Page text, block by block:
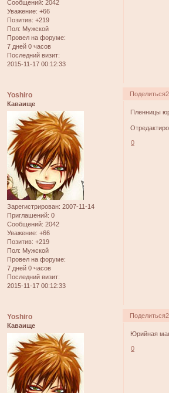
Сообщений: 2042
Уважение: +66
Позитив: +219
Пол: Мужской
Провел на форуме:
7 дней 0 часов
Последний визит:
2015-11-17 00:12:33
Поделиться
Yoshiro
Каваище
Зарегистрирован: 2007-11-14
Приглашений: 0
Сообщений: 2042
Уважение: +66
Позитив: +219
Пол: Мужской
Провел на форуме:
7 дней 0 часов
Последний визит:
2015-11-17 00:12:33
Пленницы
0
Поделиться
Yoshiro
Каваище
Юрийная
0